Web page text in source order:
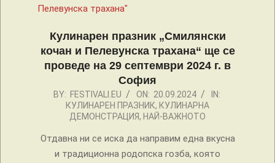
Кулинарен празник „Смилянски
кочан и Пелевунска трахана“ ще се
проведе на 29 септември 2024 г. в
София
2024-BY: FESTIVALI.EU ON: 20.09.2024
IN:
КУЛИНАРЕН ПРАЗНИК, КУЛИНАРНА
ДЕМОНСТРАЦИЯ, НАЙ-ВАЖНОТО
Отдавна ни се иска да направим една вкусна
и традиционна родопска гозба, която